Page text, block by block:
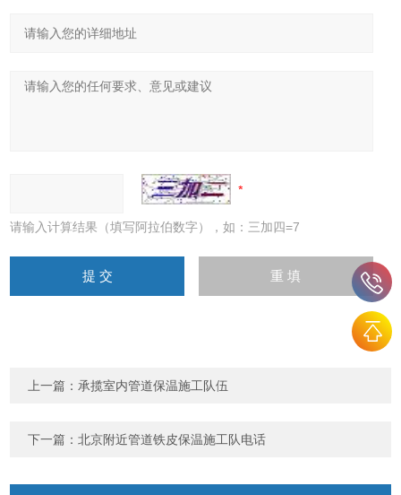
请输入计算结果（填写阿拉伯数字），如：三加四=7
上一篇： 承揽室内管道保温施工队伍
下一篇：北京附近管道铁皮保温施工队电话